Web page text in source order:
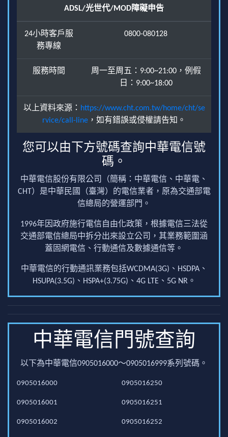
ADSL/光世代/MOD障礙申告
24小時客戶服
務專線
0800-080128
服務時間
周一至周五：9:00~21:00，例假
日：9:00~18:00
以上資料來源： https://www.cht.com.tw/home/cht/se
rvice/call-line ，如有錯誤或侵權請告知。
您可以由下方號碼查詢中華電信號
碼。
中華電信股份有限公司（簡稱：中華電信、中華電、
CHT）是中華民國（臺灣）的電信業者，原為交通部電
信總局的營運部門。
1996年因政府施行電信自由化政策，根據電信三法從
交通部電信總局中拆分出來設立公司，其業務範圍涵
蓋固網電信、行動通信及數據通信等。
中華電信的行動通訊業務包括WCDMA(3G)、HSDPA、
HSUPA(3.5G)、HSPA+(3.75G)、4G LTE、5G NR。
中華電信門號查詢
以下為中華電信0905016000～0905016999系列號碼。
0905016000
0905016001
0905016002
0905016250
0905016251
0905016252